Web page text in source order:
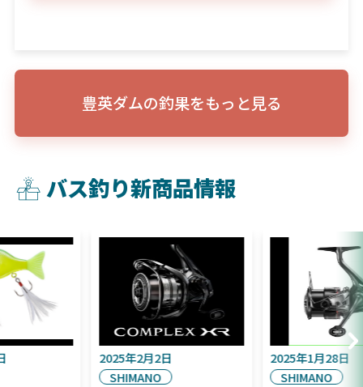
豊英ダムの釣果をもっと見る
バス釣り新商品情報
2025年9月16日